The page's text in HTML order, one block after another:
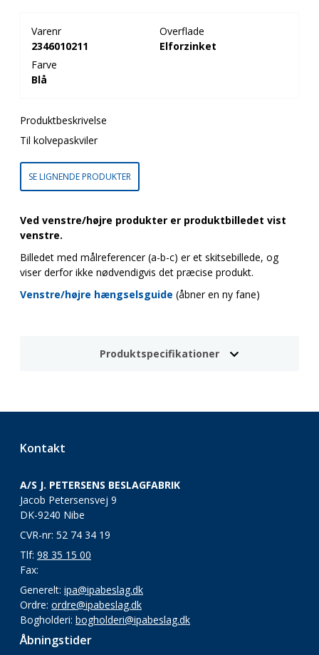
Varenr
2346010211
Overflade
Elforzinket
Farve
Blå
Produktbeskrivelse
Til kolvepaskviler
SE LIGNENDE PRODUKTER
Ved venstre/højre produkter er produktbilledet vist
venstre.
Billedet med målreferencer (a-b-c) er et skitsebillede, og
viser derfor ikke nødvendigvis det præcise produkt.
Venstre/højre hængselsguide (åbner en ny fane)
Produktspecifikationer
Kontakt
A/S J. PETERSENS BESLAGFABRIK
Jacob Petersensvej 9
DK-9240 Nibe
CVR-nr: 52 74 34 19
Tlf: 98 35 15 00
Fax:
Generelt: ipa@ipabeslag.dk
Ordre: ordre@ipabeslag.dk
Bogholderi: bogholderi@ipabeslag.dk
Åbningstider